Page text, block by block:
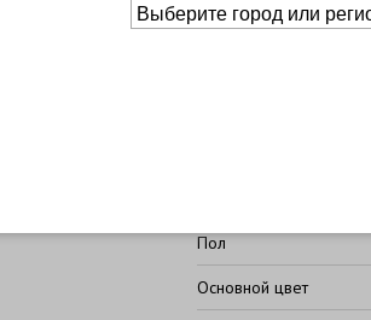
Таблица
Пол
Основной цвет